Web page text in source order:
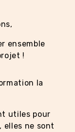
ensemble
!
la
utiles pour
elles ne sont